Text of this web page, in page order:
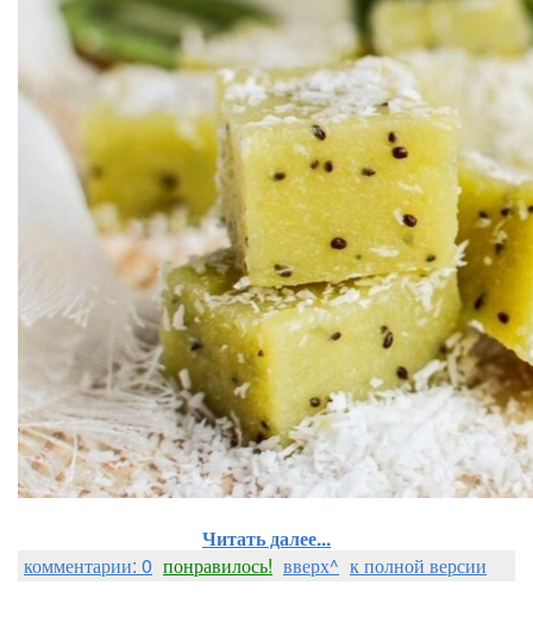
Читать далее...
комментарии: 0 понравилось! вверх^ к полной версии